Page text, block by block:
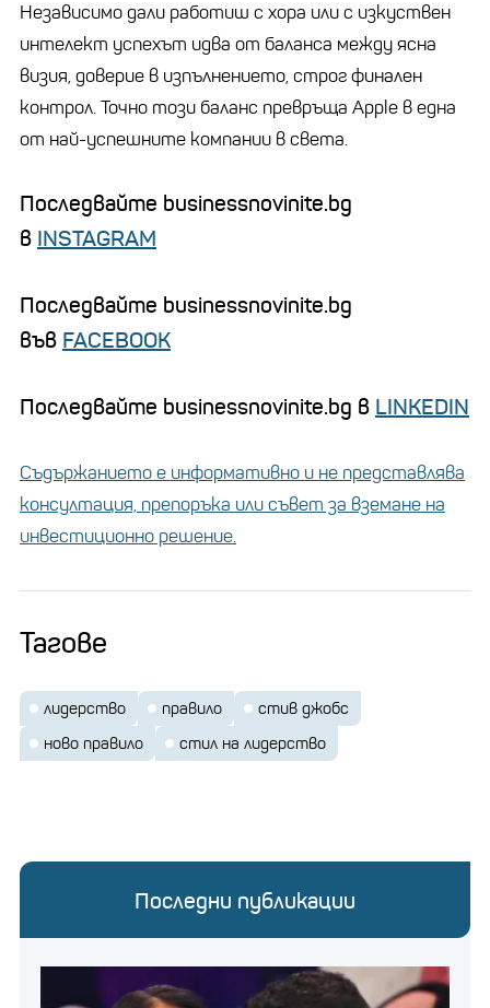
Независимо дали работиш с хора или с изкуствен
интелект успехът идва от баланса между ясна
визия, доверие в изпълнението, строг финален
контрол. Точно този баланс превръща Apple в една
от най-успешните компании в света.
Последвайте businessnovinite.bg
в INSTAGRAM
Последвайте businessnovinite.bg
във FACEBOOK
Последвайте businessnovinite.bg в LINKEDIN
Съдържанието е информативно и не представлява
консултация, препоръка или съвет за вземане на
инвестиционно решение.
Тагове
лидерство правило
стив джобс
ново правило
стил на лидерство
Последни публикации